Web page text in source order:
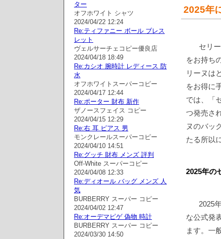
2025年
セリ
をお持ち
リーヌは
をお得に
では、「
つ発売さ
ヌのバッ
たる所以
2025年の
2025
な公式発
ます。一
ター
オフホワイト シャツ
2024/04/22 12:24
Re:ティファニー ボール ブレス
レット
ヴェルサーチェコピー優良店
2024/04/18 18:49
Re:カシオ 腕時計 レディース 防
水
オフホワイトスーパーコピー
2024/04/17 12:44
Re:ポーター 財布 新作
ザノースフェイス コピー
2024/04/15 12:29
Re:右 耳 ピアス 男
モンクレールスーパーコピー
2024/04/10 14:51
Re:グッチ 財布 メンズ 評判
Off-White スーパーコピー
2024/04/08 12:33
Re:ディオール バッグ メンズ 人
気
BURBERRY スーパー コピー
2024/04/02 12:47
Re:オーデマピゲ 偽物 時計
BURBERRY スーパー コピー
2024/03/30 14:50